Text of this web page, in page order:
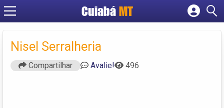
Cuiabá MT
Cadastrar empresa
Nisel Serralheria
Compartilhar Avalie! 496